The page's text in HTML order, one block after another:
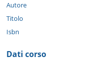
Autore
Titolo
Isbn
Dati corso